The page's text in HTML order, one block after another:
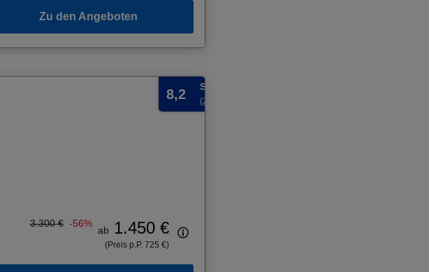
Zu den Angeboten
8,2 Sehr gut
(257 Bewertungen)
3.300 € -56%
ab 1.450 €
(Preis p.P. 725 €)